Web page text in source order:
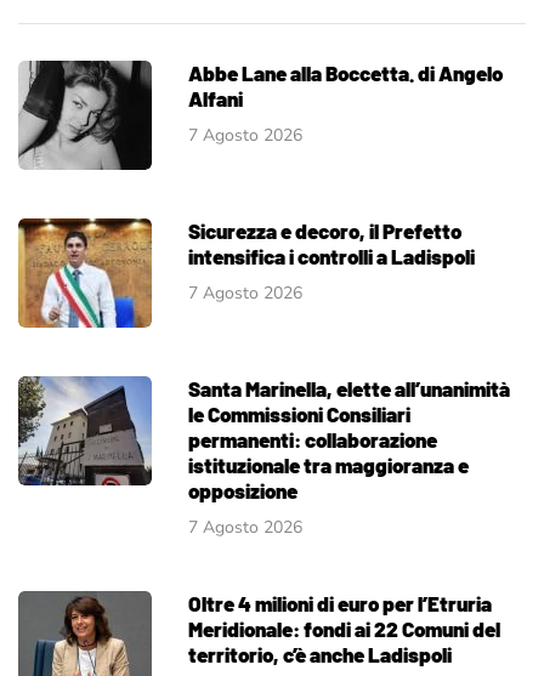
Abbe Lane alla Boccetta. di Angelo
Alfani
7 Agosto 2026
Sicurezza e decoro, il Prefetto
intensifica i controlli a Ladispoli
7 Agosto 2026
Santa Marinella, elette all’unanimità
le Commissioni Consiliari
permanenti: collaborazione
istituzionale tra maggioranza e
opposizione
7 Agosto 2026
Oltre 4 milioni di euro per l’Etruria
Meridionale: fondi ai 22 Comuni del
territorio, c’è anche Ladispoli